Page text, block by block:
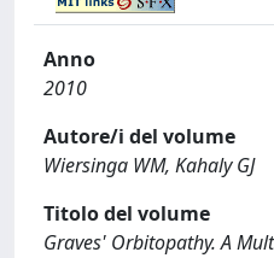
Anno
2010
Autore/i del volume
Wiersinga WM, Kahaly GJ
Titolo del volume
Graves' Orbitopathy. A